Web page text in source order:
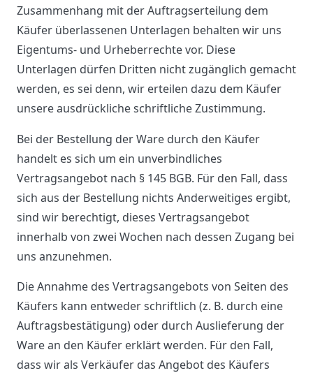
Zusammenhang mit der Auftragserteilung dem
Käufer überlassenen Unterlagen behalten wir uns
Eigentums- und Urheberrechte vor. Diese
Unterlagen dürfen Dritten nicht zugänglich gemacht
werden, es sei denn, wir erteilen dazu dem Käufer
unsere ausdrückliche schriftliche Zustimmung.
Bei der Bestellung der Ware durch den Käufer
handelt es sich um ein unverbindliches
Vertragsangebot nach § 145 BGB. Für den Fall, dass
sich aus der Bestellung nichts Anderweitiges ergibt,
sind wir berechtigt, dieses Vertragsangebot
innerhalb von zwei Wochen nach dessen Zugang bei
uns anzunehmen.
Die Annahme des Vertragsangebots von Seiten des
Käufers kann entweder schriftlich (z. B. durch eine
Auftragsbestätigung) oder durch Auslieferung der
Ware an den Käufer erklärt werden. Für den Fall,
dass wir als Verkäufer das Angebot des Käufers